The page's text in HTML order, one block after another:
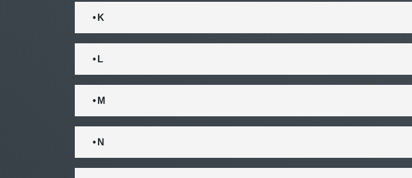
• K
• L
• M
• N